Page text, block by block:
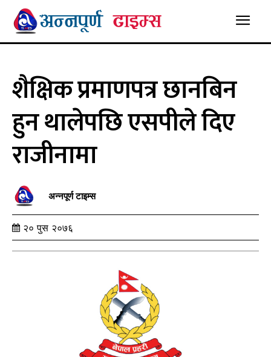
शैक्षिक प्रमाणपत्र छानबिन
हुन थालेपछि एसपीले दिए
राजीनामा
अन्नपूर्ण टाइम्स
२० पुस २०७६